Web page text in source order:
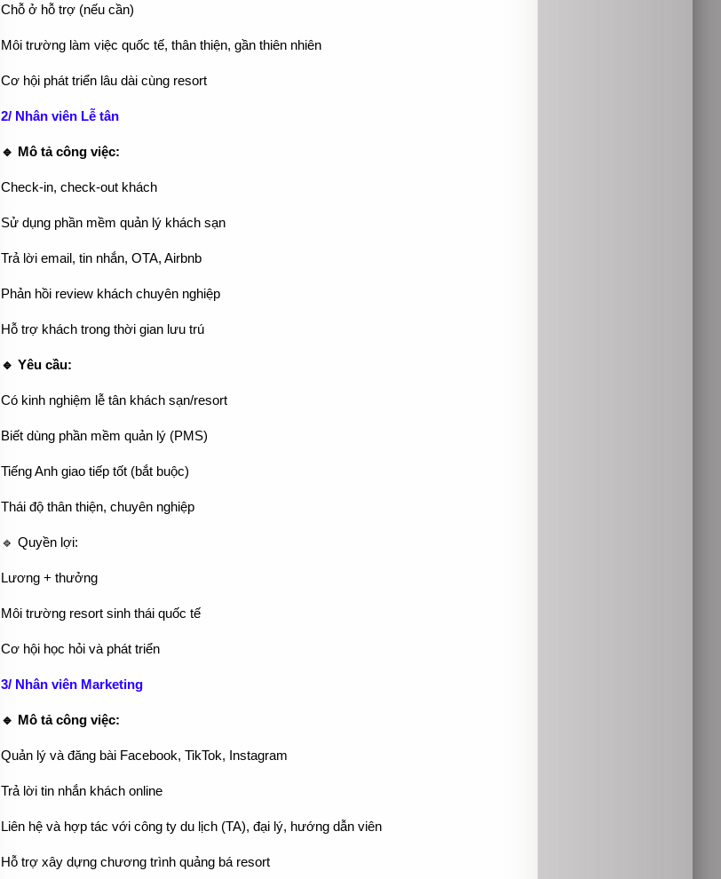
Chỗ ở hỗ trợ (nếu cần)
Môi trường làm việc quốc tế, thân thiện, gần thiên nhiên
Cơ hội phát triển lâu dài cùng resort
2/ Nhân viên Lễ tân
🔹 Mô tả công việc:
Check-in, check-out khách
Sử dụng phần mềm quản lý khách sạn
Trả lời email, tin nhắn, OTA, Airbnb
Phản hồi review khách chuyên nghiệp
Hỗ trợ khách trong thời gian lưu trú
🔹 Yêu cầu:
Có kinh nghiệm lễ tân khách sạn/resort
Biết dùng phần mềm quản lý (PMS)
Tiếng Anh giao tiếp tốt (bắt buộc)
Thái độ thân thiện, chuyên nghiệp
🔹 Quyền lợi:
Lương + thưởng
Môi trường resort sinh thái quốc tế
Cơ hội học hỏi và phát triển
3/ Nhân viên Marketing
🔹 Mô tả công việc:
Quản lý và đăng bài Facebook, TikTok, Instagram
Trả lời tin nhắn khách online
Liên hệ và hợp tác với công ty du lịch (TA), đại lý, hướng dẫn viên
Hỗ trợ xây dựng chương trình quảng bá resort